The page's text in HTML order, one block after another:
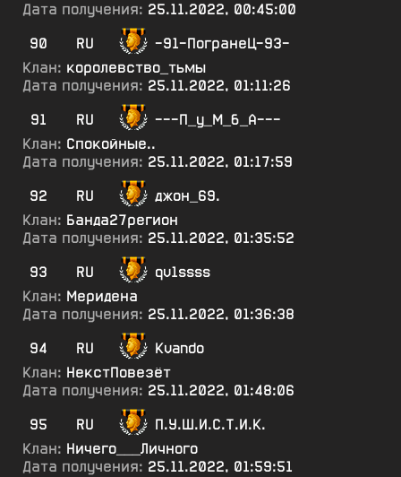
Дата получения: 25.11.2022, 00:45:00
90
RU
-91-ПогранеЦ-93-
Клан: королевство_тьмы
Дата получения: 25.11.2022, 01:11:26
91
RU
---П_у_М_б_А---
Клан: Спокойные..
Дата получения: 25.11.2022, 01:17:59
92
RU
джон_69.
Клан: Банда27регион
Дата получения: 25.11.2022, 01:35:52
93
RU
qv1ssss
Клан: Меридена
Дата получения: 25.11.2022, 01:36:38
94
RU
Kvando
Клан: НекстПовезёт
Дата получения: 25.11.2022, 01:48:06
95
RU
П.У.Ш.И.С.Т.И.К.
Клан: Ничего___Личного
Дата получения: 25.11.2022, 01:59:51